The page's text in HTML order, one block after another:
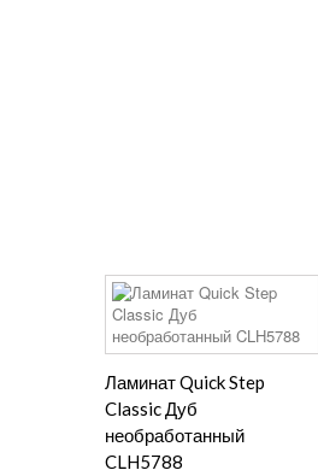
Ламинат Quick Step
Classic Дуб
необработанный
CLH5788